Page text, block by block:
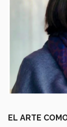
EL ARTE